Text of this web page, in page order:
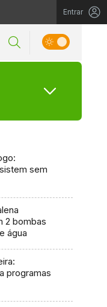
Entrar
sem
2 bombas
água
programas